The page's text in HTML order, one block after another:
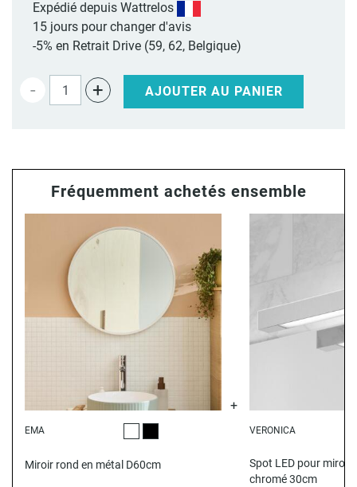
Expédié depuis Wattrelos
15 jours pour changer d'avis
-5% en Retrait Drive (59, 62, Belgique)
- + AJOUTER AU PANIER
Fréquemment achetés ensemble
EMA
BlancNoir
Miroir rond en métal D60cm
VERONICA
Spot LED pour miroir
chromé 30cm